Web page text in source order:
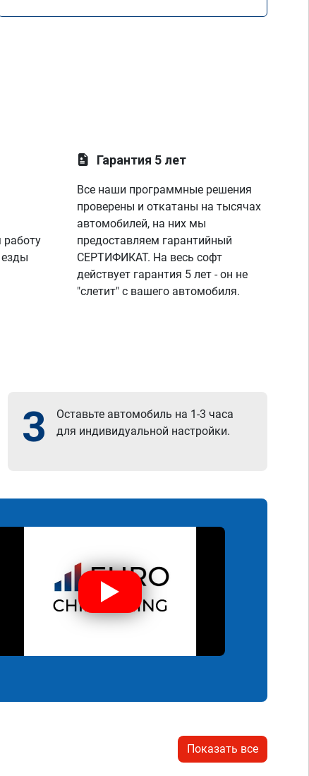
Гарантия 5 лет
Все наши программные решения
проверены и откатаны на тысячах
автомобилей, на них мы
предоставляем гарантийный
СЕРТИФИКАТ. На весь софт
действует гарантия 5 лет - он не
"слетит" с вашего автомобиля.
3
Оставьте автомобиль на 1-3 часа
для индивидуальной настройки.
Показать все